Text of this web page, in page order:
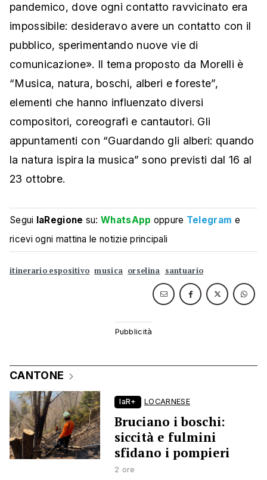
pandemico, dove ogni contatto ravvicinato era
impossibile: desideravo avere un contatto con il
pubblico, sperimentando nuove vie di
comunicazione». Il tema proposto da Morelli è
“Musica, natura, boschi, alberi e foreste”,
elementi che hanno influenzato diversi
compositori, coreografi e cantautori. Gli
appuntamenti con “Guardando gli alberi: quando
la natura ispira la musica” sono previsti dal 16 al
23 ottobre.
Segui laRegione su:WhatsApp oppure Telegram e
ricevi ogni mattina le notizie principali
itinerario espositivo musica orselina santuario
CANTONE
laR+ LOCARNESE
Bruciano i boschi:
siccità e fulmini
sfidano i pompieri
2 ore